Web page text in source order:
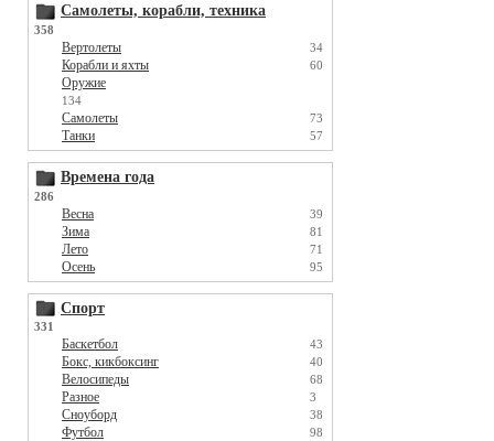
Самолеты, корабли, техника
358
Вертолеты 34
Корабли и яхты 60
Оружие
134
Самолеты 73
Танки 57
Времена года
286
Весна 39
Зима 81
Лето 71
Осень 95
Спорт
331
Баскетбол 43
Бокс, кикбоксинг 40
Велосипеды 68
Разное 3
Сноуборд 38
Футбол 98